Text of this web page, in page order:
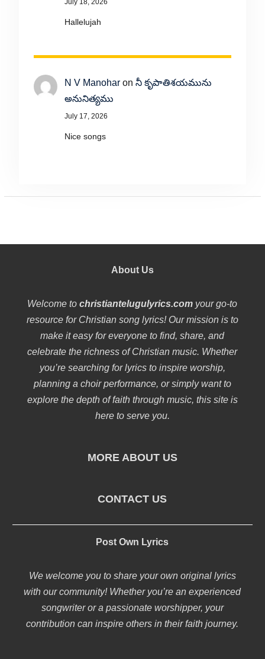
July 18, 2026
Hallelujah
N V Manoharon నీ కృపాతిశయమును
అనునిత్యము
July 17, 2026
Nice songs
About Us
Welcome tochristiantelugulyrics.com your go-to
resource for Christian song lyrics! Our mission is to
make it easy for everyone to find, share, and
celebrate the richness of Christian music. Whether
you’re searching for lyrics to inspire worship,
planning a choir performance, or simply want to
explore the depth of faith through music, this site is
here to serve you.
MORE ABOUT US
CONTACT US
Post Own Lyrics
We welcome you to share your own original lyrics
with our community! Whether you’re an experienced
songwriter or a passionate worshipper, your
contribution can inspire others in their faith journey.